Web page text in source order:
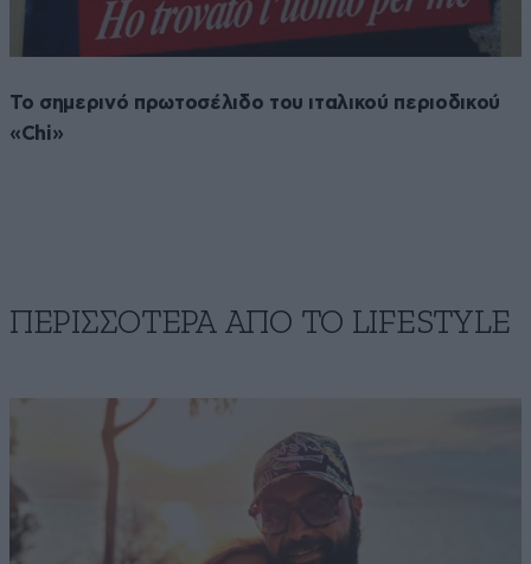
Το σημερινό πρωτοσέλιδο του ιταλικού περιοδικού
«Chi»
ΠΕΡΙΣΣΟΤΕΡΑ ΑΠΟ ΤΟ LIFESTYLE